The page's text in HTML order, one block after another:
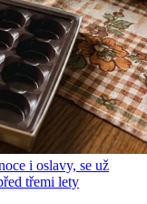
i oslavy, se už
třemi lety